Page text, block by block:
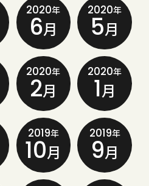
2020年
6月
2020年
5月
2020年
2月
2020年
1月
2019年
10月
2019年
9月